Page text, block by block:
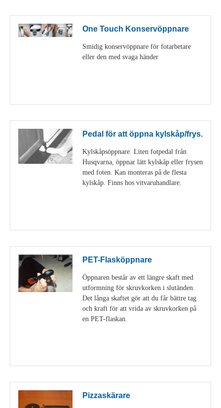
One Touch Konservöppnare
Smidig konservöppnare för fotarbetare
eller den med svaga händer
Pedal för att öppna kylskåp/frys.
Kylskåpsöppnare. Liten fotpedal från
Husqvarna, öppnar lätt kylskåp eller frysen
med foten. Kan monteras på de flesta
kylskåp. Finns hos vitvaruhandlare.
PET-Flasköppnare
Öppnaren består av ett längre skaft med
utformning för skruvkorken i slutänden.
Det långa skaftet gör att du får bättre tag
och kraft för att vrida av skruvkorken på
en PET-flaskan.
Pizzaskärare